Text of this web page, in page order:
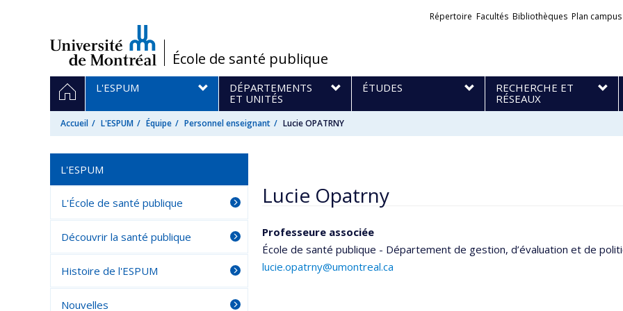
/École de santé publique
Liens
Répertoire Facultés Bibliothèques Plan campus
Navigation
principale
ACCUEIL
L'ESPUM
DÉPARTEMENTS
ET UNITÉS
ÉTUDES
RECHERCHE ET
RÉSEAUX
Accueil L'ESPUM Équipe Personnel enseignant Lucie OPATRNY
Lucie Opatrny
Professeure associée
École de santé publique - Département de gestion, d’évaluation et de
lucie.opatrny@umontreal.ca
L'ESPUM
L'École de santé publique
Découvrir la santé publique
Histoire de l'ESPUM
Nouvelles